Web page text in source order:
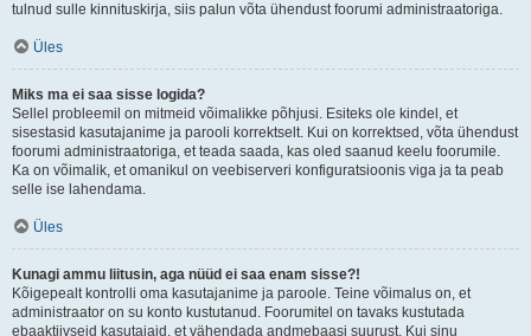
tulnud sulle kinnituskirja, siis palun võta ühendust foorumi administraatoriga.
Üles
Miks ma ei saa sisse logida?
Sellel probleemil on mitmeid võimalikke põhjusi. Esiteks ole kindel, et
sisestasid kasutajanime ja parooli korrektselt. Kui on korrektsed, võta ühendust
foorumi administraatoriga, et teada saada, kas oled saanud keelu foorumile.
Ka on võimalik, et omanikul on veebiserveri konfiguratsioonis viga ja ta peab
selle ise lahendama.
Üles
Kunagi ammu liitusin, aga nüüd ei saa enam sisse?!
Kõigepealt kontrolli oma kasutajanime ja paroole. Teine võimalus on, et
administraator on su konto kustutanud. Foorumitel on tavaks kustutada
ebaaktiivseid kasutajaid, et vähendada andmebaasi suurust. Kui sinu